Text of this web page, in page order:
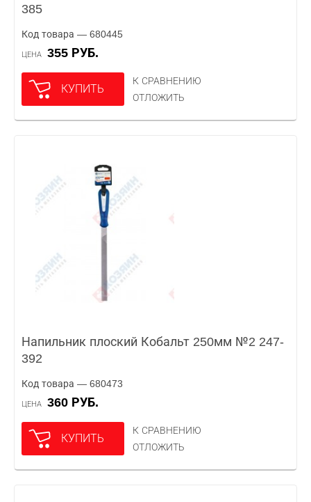
385
Код товара — 680445
ЦЕНА 355 РУБ.
КУПИТЬ
К СРАВНЕНИЮ
ОТЛОЖИТЬ
Напильник плоский Кобальт 250мм №2 247-
392
Код товара — 680473
ЦЕНА 360 РУБ.
КУПИТЬ
К СРАВНЕНИЮ
ОТЛОЖИТЬ